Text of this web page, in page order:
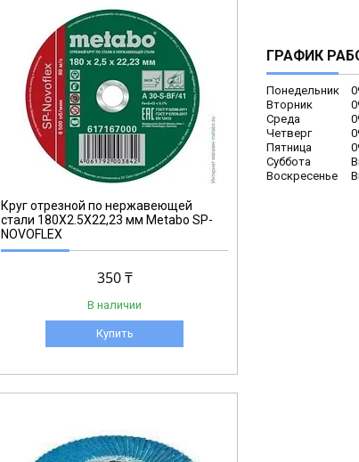
Круг отрезной по нержавеющей
стали 180X2.5X22,23 мм Metabo SP-
NOVOFLEX
350 ₸
В наличии
Купить
ГРАФИК
Понедельник
Вторник
Среда
Четверг
Пятница
Суббота
Воскресенье